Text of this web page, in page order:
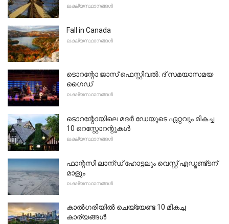
ലക്ഷ്യസ്ഥാനങ്ങൾ
Fall in Canada
ലക്ഷ്യസ്ഥാനങ്ങൾ
ടൊറന്റോ ജാസ് ഫെസ്റ്റിവൽ: ദ് സമയാസമയ
ഗൈഡ്
ലക്ഷ്യസ്ഥാനങ്ങൾ
ടൊറന്റോയിലെ മദർ ഡേയുടെ ഏറ്റവും മികച്ച
10 റെസ്റ്റോറന്റുകൾ
ലക്ഷ്യസ്ഥാനങ്ങൾ
ഫാന്റസി ലാന്ഡ് ഹോട്ടലും വെസ്റ്റ് എഡ്മണ്ട്ടന്
മാളും
ലക്ഷ്യസ്ഥാനങ്ങൾ
കാൽഗരിയിൽ ചെയ്യേണ്ട 10 മികച്ച
കാര്യങ്ങൾ